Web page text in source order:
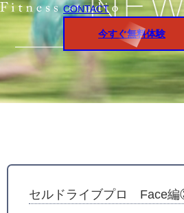
CONTACT
今すぐ無料体験
セルドライブプロ Face